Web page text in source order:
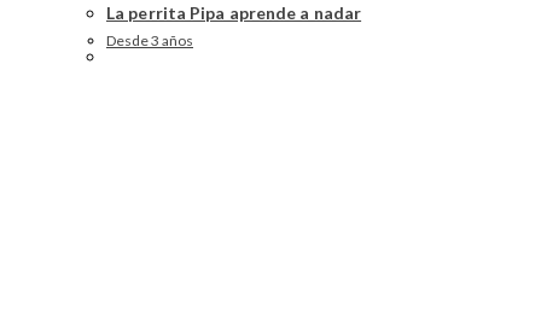
La perrita Pipa aprende a nadar
Desde 3 años